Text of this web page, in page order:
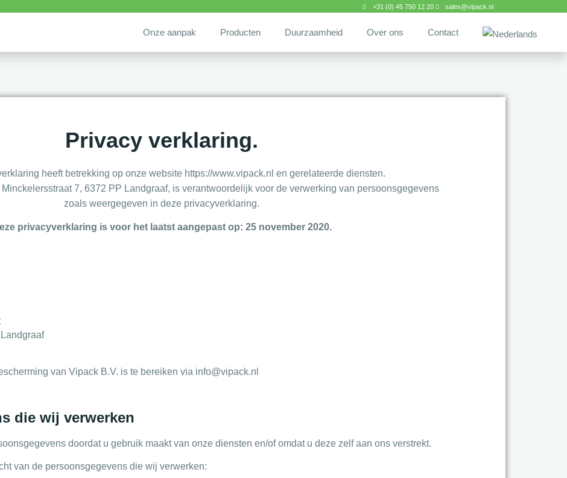
+31 (0) 45 750 12 20 sales@vipack.nl
Onze aanpak Producten Duurzaamheid Over ons Contact
Privacy verklaring.
heeft betrekking op onze website https://www.vipack.nl en gerelateerde diensten.
7, 6372 PP Landgraaf, is verantwoordelijk voor de verwerking van persoonsgegevens
zoals weergegeven in deze privacyverklaring.
privacyverklaring is voor het laatst aangepast op: 25 november 2020.
van Vipack B.V. is te bereiken via info@vipack.nl
die wij verwerken
doordat u gebruik maakt van onze diensten en/of omdat u deze zelf aan ons verstrekt.
van de persoonsgegevens die wij verwerken: